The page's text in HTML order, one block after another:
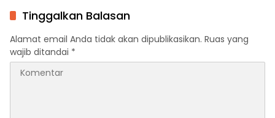
Tinggalkan Balasan
Alamat email Anda tidak akan dipublikasikan. Ruas yang
wajib ditandai *